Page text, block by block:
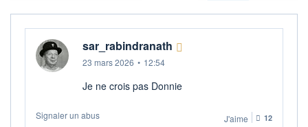
8 721,14 8 669,29
+ HAUT
8 742,53
+ BAS
8 699,71
+HAUT 1ER +BAS 1ER
JANVIER
sar_rabindranath
23 mars 2026 • 12:54
Je ne crois pas Donnie
Signaler un abus J'aime 12